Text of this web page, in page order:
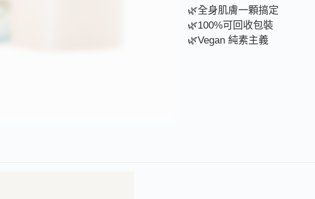
🌿全身肌膚一顆搞定
🌿100%可回收包裝
🌿Vegan 純素主義